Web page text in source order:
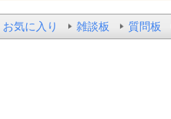
お気に入り 雑談板 質問板